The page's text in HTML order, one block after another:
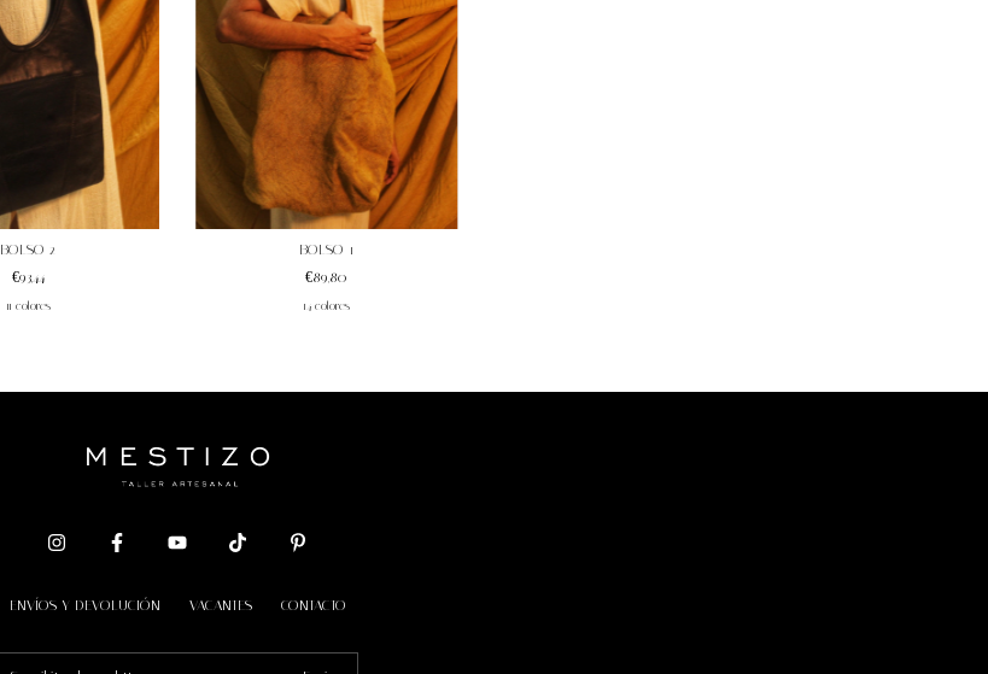
BOLSO 2
€93,44
11 colores
BOLSO 1
€89,80
14 colores
ENVÍOS Y DEVOLUCIÓN VACANTES CONTACTO